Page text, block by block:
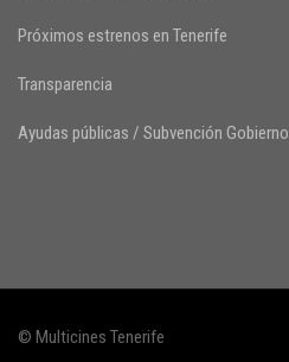
Próximos estrenos en Tenerife
Transparencia
Ayudas públicas / Subvención Gobierno
© Multicines Tenerife